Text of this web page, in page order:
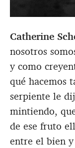
Catherine
nosotros
y como
qué hacemos
serpiente le
mintiendo,
de ese fruto
entre el bien